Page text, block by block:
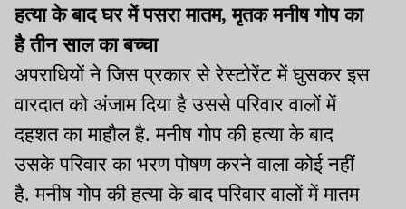
हत्या के बाद घर में पसरा मातम, मृतक मनीष गोप का
है तीन साल का बच्चा
अपराधियों ने जिस प्रकार से रेस्टोरेंट में घुसकर इस
वारदात को अंजाम दिया है उससे परिवार वालों में
दहशत का माहौल है. मनीष गोप की हत्या के बाद
उसके परिवार का भरण पोषण करने वाला कोई नहीं
है. मनीष गोप की हत्या के बाद परिवार वालों में मातम